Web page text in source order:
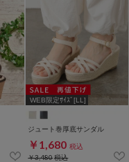
WEB限定ｻｲｽﾞ[LL]
ジュート巻厚底サンダル
￥1,680 税込
￥3,480税込